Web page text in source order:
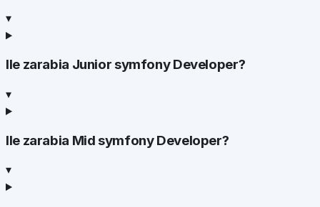
▾
Ile zarabia Junior symfony Developer?
▾
Ile zarabia Mid symfony Developer?
▾